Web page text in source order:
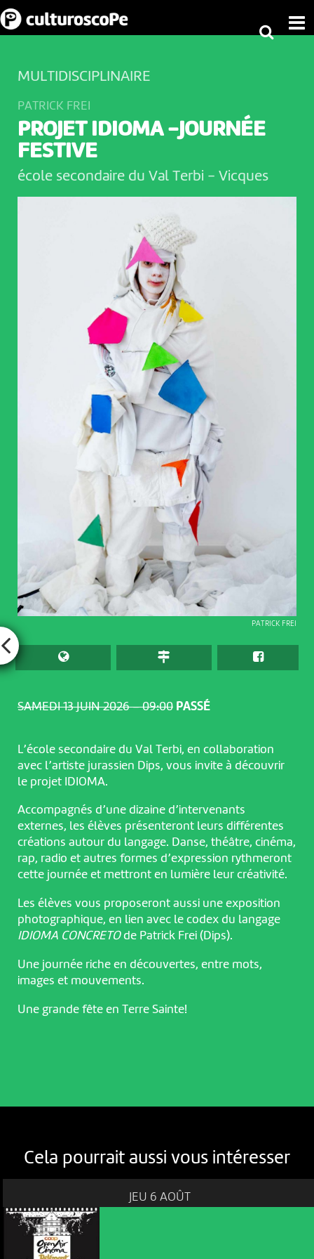
SAMEDI 13 JUIN 2026 – 09:00 PASSÉ
PATRICK FREI
MULTIDISCIPLINAIRE
PATRICK FREI
PROJET IDIOMA -JOURNÉE
FESTIVE
école secondaire du Val Terbi - Vicques
L’école secondaire du Val Terbi, en collaboration
avec l’artiste jurassien Dips, vous invite à découvrir
le projet IDIOMA.
Accompagnés d’une dizaine d’intervenants
externes, les élèves présenteront leurs différentes
créations autour du langage. Danse, théâtre, cinéma,
rap, radio et autres formes d’expression rythmeront
cette journée et mettront en lumière leur créativité.
Les élèves vous proposeront aussi une exposition
photographique, en lien avec le codex du langage
IDIOMA CONCRETOde Patrick Frei (Dips).
Une journée riche en découvertes, entre mots,
images et mouvements.
Une grande fête en Terre Sainte!
Cela pourrait aussi vous intéresser
JEU 6 AOÛT